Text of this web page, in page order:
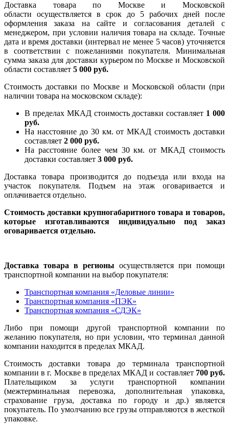
Доставка товара по Москве и Московской
области осуществляется в срок до 5 рабочих дней после
оформления заказа на сайте и согласования деталей с
менеджером, при условии наличия товара на складе. Точные
дата и время доставки (интервал не менее 5 часов) уточняется
в соответствии с пожеланиями покупателя. Минимальная
сумма заказа для доставки курьером по Москве и Московской
области составляет 5 000 руб.
Стоимость доставки по Москве и Московской области (при
наличии товара на московском складе):
В пределах МКАД стоимость доставки составляет 1 000
руб.
На насcтояние до 30 км. от МКАД стоимость доставки
составляет 2 000 руб.
На расстояние более чем 30 км. от МКАД стоимость
доставки составляет 3 000 руб.
Доставка товара производится до подъезда или входа на
участок покупателя. Подъем на этаж оговаривается и
оплачивается отдельно.
Стоимость доставки крупногабаритного товара и товаров,
которые изготавливаются индивидуально под заказ
оговаривается отдельно.
Доставка товара в регионы осуществляется при помощи
транспортной компании на выбор покупателя:
Транспортная компания «Деловые линии»
Транспортная компания «ПЭК»
Транспортная компания «СДЭК»
Либо при помощи другой транспортной компании по
желанию покупателя, но при условии, что терминал данной
компании находится в пределах МКАД.
Стоимость доставки товара до терминала транспортной
компании в г. Москве в пределах МКАД и составляет 700 руб.
Плательщиком за услуги транспортной компании
(межтерминальная перевозка, дополнительная упаковка,
страхование груза, доставка по городу и др.) является
покупатель. По умолчанию все грузы отправляются в жесткой
упаковке.